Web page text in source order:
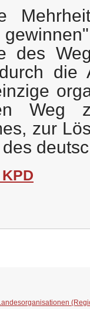
des
die
Weg
zur